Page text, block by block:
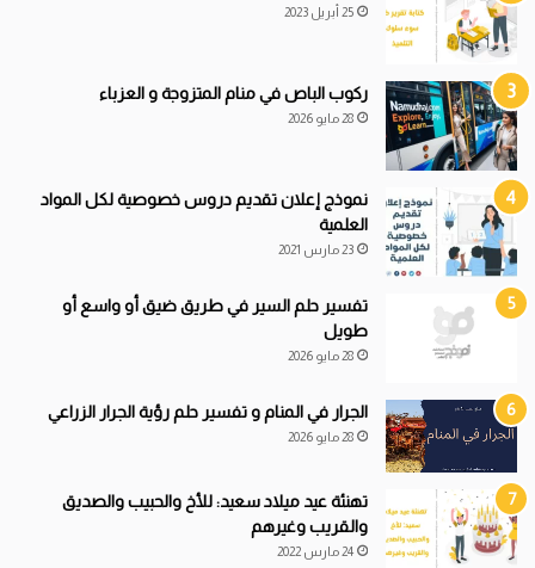
25 أبريل 2023
ركوب الباص في منام المتزوجة و العزباء
28 مايو 2026
نموذج إعلان تقديم دروس خصوصية لكل المواد
العلمية
23 مارس 2021
تفسير حلم السير في طريق ضيق أو واسع أو
طويل
28 مايو 2026
الجرار في المنام و تفسير حلم رؤية الجرار الزراعي
28 مايو 2026
تهنئة عيد ميلاد سعيد: للأخ والحبيب والصديق
والقريب وغيرهم
24 مارس 2022